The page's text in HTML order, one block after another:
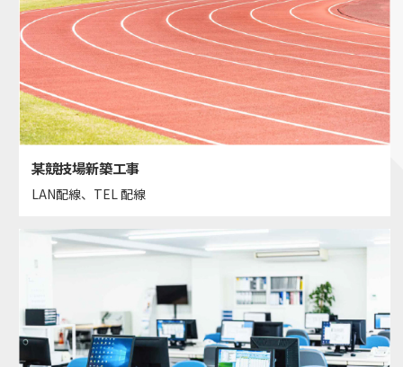
某競技場新築工事
LAN配線、TEL 配線